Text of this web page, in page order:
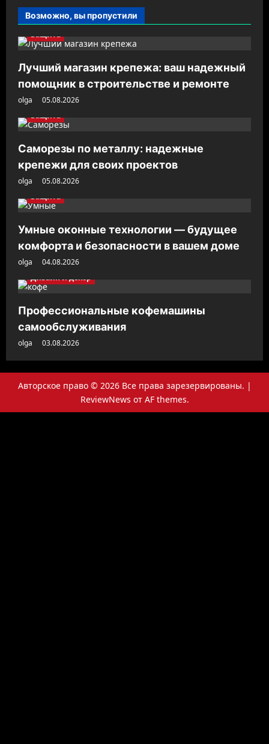
Возможно, вы пропустили
Защита
Лучший магазин крепежа: ваш надежный
помощник в строительстве и ремонте
olga
05.08.2026
Защита
Саморезы по металлу: надежные
крепежи для своих проектов
olga
05.08.2026
Защита
Умные оконные технологии — будущее
комфорта и безопасности в вашем доме
olga
04.08.2026
Дизайн и декор
Профессиональные кофемашины
самообслуживания
olga 03.08.2026
Авторское право © 2026 Все права зарезервированы. |
ReviewNews от AF themes.